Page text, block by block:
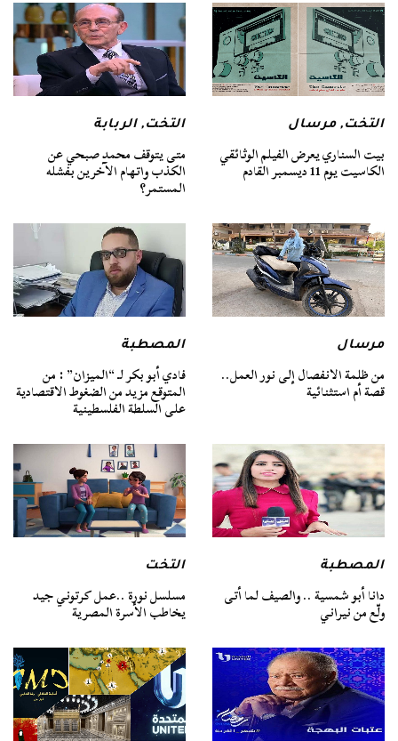
التخت,مرسال
بيت السناري يعرض الفيلم الوثائقي
الكاسيت يوم 11 ديسمبر القادم
التخت,الربابة
متى يتوقف محمد صبحي عن
الكذب واتهام الآخرين بفشله
المستمر؟
مرسال
من ظلمة الانفصال إلى نور العمل..
قصة أم استثنائية
المصطبة
فادي أبو بكر لـ “الميزان” : من
المتوقع مزيد من الضغوط الاقتصادية
على السلطة الفلسطينية
المصطبة
دانا أبو شمسية .. والصيف لما أتى
ولّع من نيراني
التخت
مسلسل نورة ..عمل كرتوني جيد
يخاطب الأسرة المصرية